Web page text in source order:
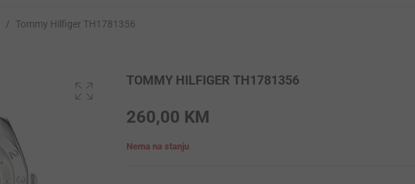
/ Tommy Hilfiger TH1781356
TOMMY HILFIGER TH1781356
260,00 KM
Nema na stanju